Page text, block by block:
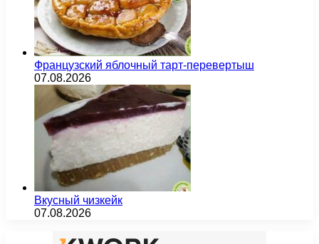
Французский яблочный тарт-перевертыш
07.08.2026
Вкусный чизкейк
07.08.2026